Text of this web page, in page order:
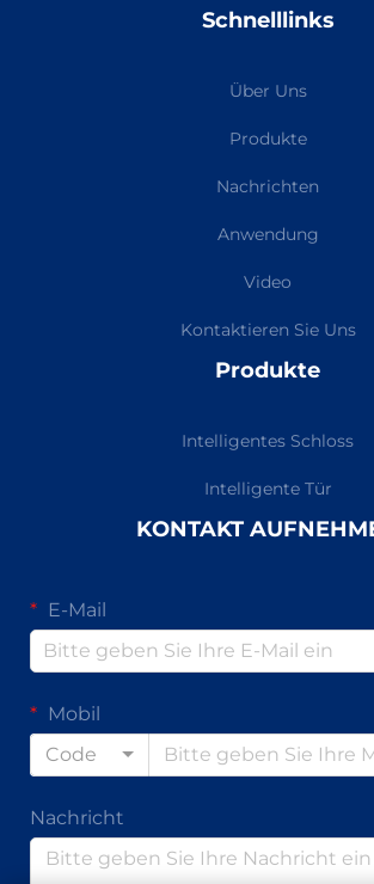
Schnelllinks
Über Uns
Produkte
Nachrichten
Anwendung
Video
Kontaktieren Sie Uns
Produkte
Intelligentes Schloss
Intelligente Tür
KONTAKT
E-Mail
Mobil
Code
Nachricht